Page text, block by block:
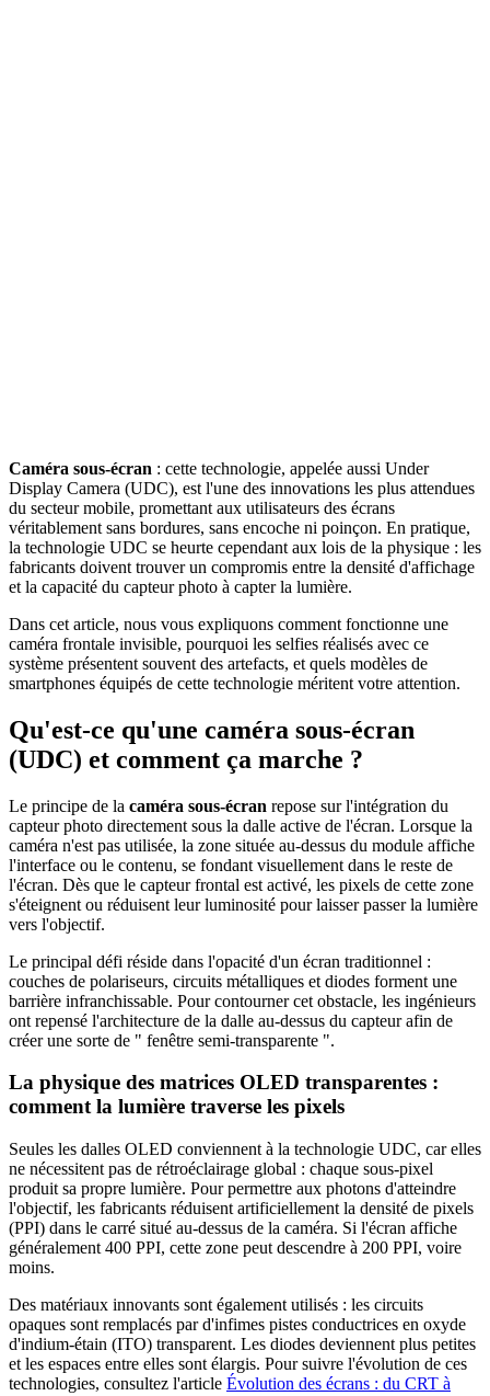
Caméra sous-écran : cette technologie, appelée aussi Under
Display Camera (UDC), est l'une des innovations les plus attendues
du secteur mobile, promettant aux utilisateurs des écrans
véritablement sans bordures, sans encoche ni poinçon. En pratique,
la technologie UDC se heurte cependant aux lois de la physique : les
fabricants doivent trouver un compromis entre la densité d'affichage
et la capacité du capteur photo à capter la lumière.
Dans cet article, nous vous expliquons comment fonctionne une
caméra frontale invisible, pourquoi les selfies réalisés avec ce
système présentent souvent des artefacts, et quels modèles de
smartphones équipés de cette technologie méritent votre attention.
Qu'est-ce qu'une caméra sous-écran
(UDC) et comment ça marche ?
Le principe de la caméra sous-écran repose sur l'intégration du
capteur photo directement sous la dalle active de l'écran. Lorsque la
caméra n'est pas utilisée, la zone située au-dessus du module affiche
l'interface ou le contenu, se fondant visuellement dans le reste de
l'écran. Dès que le capteur frontal est activé, les pixels de cette zone
s'éteignent ou réduisent leur luminosité pour laisser passer la lumière
vers l'objectif.
Le principal défi réside dans l'opacité d'un écran traditionnel :
couches de polariseurs, circuits métalliques et diodes forment une
barrière infranchissable. Pour contourner cet obstacle, les ingénieurs
ont repensé l'architecture de la dalle au-dessus du capteur afin de
créer une sorte de " fenêtre semi-transparente ".
La physique des matrices OLED transparentes :
comment la lumière traverse les pixels
Seules les dalles OLED conviennent à la technologie UDC, car elles
ne nécessitent pas de rétroéclairage global : chaque sous-pixel
produit sa propre lumière. Pour permettre aux photons d'atteindre
l'objectif, les fabricants réduisent artificiellement la densité de pixels
(PPI) dans le carré situé au-dessus de la caméra. Si l'écran affiche
généralement 400 PPI, cette zone peut descendre à 200 PPI, voire
moins.
Des matériaux innovants sont également utilisés : les circuits
opaques sont remplacés par d'infimes pistes conductrices en oxyde
d'indium-étain (ITO) transparent. Les diodes deviennent plus petites
et les espaces entre elles sont élargis. Pour suivre l'évolution de ces
technologies, consultez l'article Évolution des écrans : du CRT à